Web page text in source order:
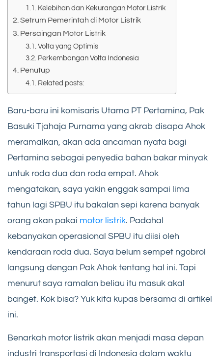
Kelebihan dan Kekurangan Motor Listrik
Setrum Pemerintah di Motor Listrik
Persaingan Motor Listrik
Volta yang Optimis
Perkembangan Volta Indonesia
Penutup
Related posts:
Baru-baru ini komisaris Utama PT Pertamina, Pak
Basuki Tjahaja Purnama yang akrab disapa Ahok
meramalkan, akan ada ancaman nyata bagi
Pertamina sebagai penyedia bahan bakar minyak
untuk roda dua dan roda empat. Ahok
mengatakan, saya yakin enggak sampai lima
tahun lagi SPBU itu bakalan sepi karena banyak
orang akan pakai motor listrik. Padahal
kebanyakan operasional SPBU itu diisi oleh
kendaraan roda dua. Saya belum sempet ngobrol
langsung dengan Pak Ahok tentang hal ini. Tapi
menurut saya ramalan beliau itu masuk akal
banget. Kok bisa? Yuk kita kupas bersama di artikel
ini.
Benarkah motor listrik akan menjadi masa depan
industri transportasi di Indonesia dalam waktu